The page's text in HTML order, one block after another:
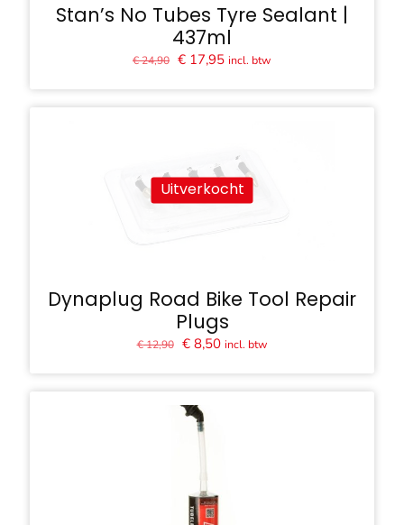
Stan’s No Tubes Tyre Sealant |
437ml
€24,90 Oorspronkelijke
€ 17,95Huidige
incl. btw
Uitverkocht
Dynaplug Road Bike Tool Repair
Plugs
€12,90 Oorspronkelijke
€8,50Huidige
incl. btw